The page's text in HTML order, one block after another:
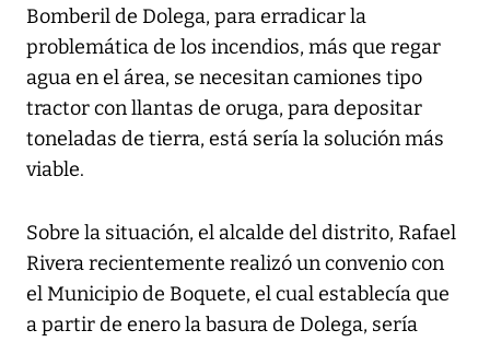
Bomberil de Dolega, para erradicar la
problemática de los incendios, más que regar
agua en el área, se necesitan camiones tipo
tractor con llantas de oruga, para depositar
toneladas de tierra, está sería la solución más
viable.
Sobre la situación, el alcalde del distrito, Rafael
Rivera recientemente realizó un convenio con
el Municipio de Boquete, el cual establecía que
a partir de enero la basura de Dolega, sería